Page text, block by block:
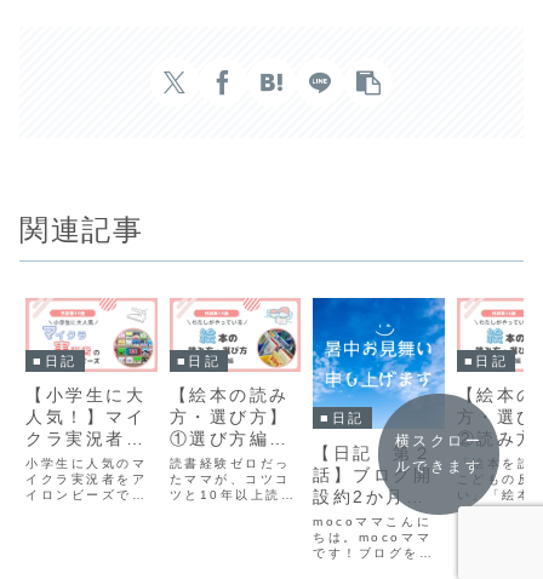
関連記事
■日記
【小学生に大
人気！】マイ
クラ実況者の
アイロンビー
ズ図案 ヒカ
キン・まいぜ
小学生に人気のマ
イクラ実況者をア
イロンビーズで再
■日記
【絵本の読み
方・選び方】
①選び方編
わたしがやっ
ている方法
読書経験ゼロだっ
たママが、コツコ
ツと10年以上読み
■日記
【日記 第２
話】ブログ開
設約2か月経
ちました。
mocoママこんに
ちは。mocoママ
です！ブログを始
■日記
【絵本の
方・選び
②読み
わたしが
ている方
「絵本を読
こどもの反
い」「絵本
字を読むだ
横スクロー
ルできます